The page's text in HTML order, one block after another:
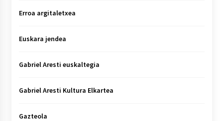
Erroa argitaletxea
Euskara jendea
Gabriel Aresti euskaltegia
Gabriel Aresti Kultura Elkartea
Gazteola